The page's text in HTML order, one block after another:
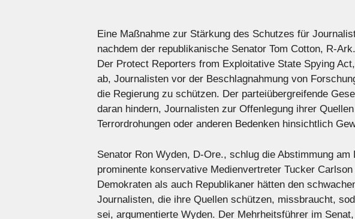
Eine Maßnahme zur Stärkung des Schutzes für
nachdem der republikanische Senator Tom Cotton, R-
Der Protect Reporters from Exploitative State Spying
ab, Journalisten vor der Beschlagnahmung von
die Regierung zu schützen. Der parteiübergreifende
daran hindern, Journalisten zur Offenlegung ihrer
Terrordrohungen oder anderen Bedenken hinsichtlich
Senator Ron Wyden, D-Ore., schlug die Abstimmung
prominente konservative Medienvertreter Tucker
Demokraten als auch Republikaner hätten den
Journalisten, die ihre Quellen schützen, missbraucht,
sei, argumentierte Wyden. Der Mehrheitsführer im